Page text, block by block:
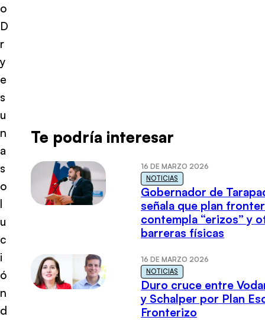
o
D
r
y
e
s
u
n
a
s
o
l
u
c
i
ó
n
d
Te podría interesar
16 DE MARZO 2026
NOTICIAS
Gobernador de
señala que plan
contempla “erizos” y
barreras físicas
16 DE MARZO 2026
NOTICIAS
Duro cruce entre
y Schalper por Plan
Fronterizo